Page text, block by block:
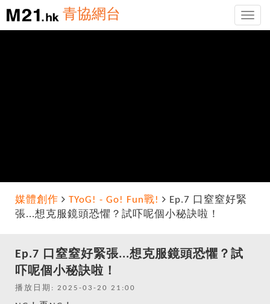
Toggle
青協網台
媒體創作 TYoG! - Go! Fun戰!
Ep.7 口窒窒好緊
張...想克服鏡頭恐懼？試吓呢個小秘訣啦！
Ep.7 口窒窒好緊張...想克服鏡頭恐懼？試
吓呢個小秘訣啦！
播放日期: 2025-03-20 21:00